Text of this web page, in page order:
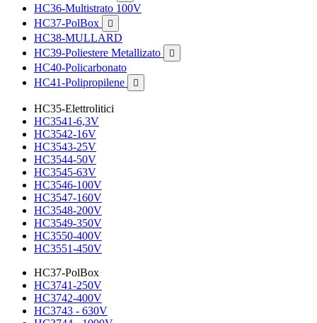
HC36-Multistrato 100V
HC37-PolBox

HC38-MULLARD
HC39-Poliestere Metallizato

HC40-Policarbonato
HC41-Polipropilene

HC35-Elettrolitici
HC3541-6,3V
HC3542-16V
HC3543-25V
HC3544-50V
HC3545-63V
HC3546-100V
HC3547-160V
HC3548-200V
HC3549-350V
HC3550-400V
HC3551-450V
HC37-PolBox
HC3741-250V
HC3742-400V
HC3743 - 630V